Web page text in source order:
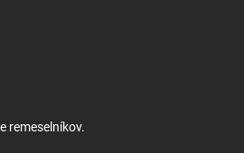
remeselníkov.